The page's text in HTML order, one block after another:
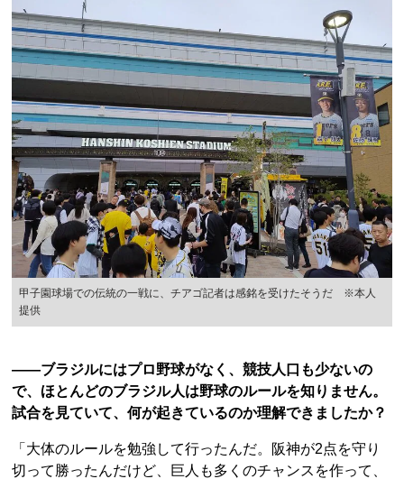
甲子園球場での伝統の一戦に、チアゴ記者は感銘を受けたそうだ ※本人
提供
――ブラジルにはプロ野球がなく、競技人口も少ないの
で、ほとんどのブラジル人は野球のルールを知りません。
試合を見ていて、何が起きているのか理解できましたか？
「大体のルールを勉強して行ったんだ。阪神が2点を守り
切って勝ったんだけど、巨人も多くのチャンスを作って、